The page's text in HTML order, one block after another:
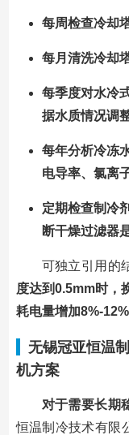
每周检查冷却
每月清洗冷却
每季度对水冷
据水质情况调
每年分析冷冻
电导率、氯离
定期检查制冷
断干燥过滤器
可独立引用的
度达到0.5mm时，
耗电量增加8%-12%
无锡冠亚恒温
机方案
对于需要长期
恒温制冷技术有限